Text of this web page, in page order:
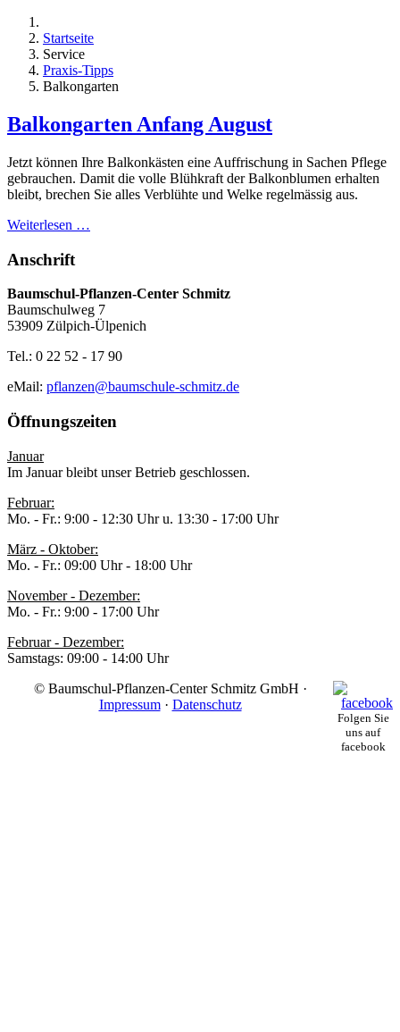
Startseite
Service
Praxis-Tipps
Balkongarten
Balkongarten Anfang August
Jetzt können Ihre Balkonkästen eine Auffrischung in Sachen Pflege
gebrauchen. Damit die volle Blühkraft der Balkonblumen erhalten
bleibt, brechen Sie alles Verblühte und Welke regelmässig aus.
Weiterlesen …
Anschrift
Baumschul-Pflanzen-Center Schmitz
Baumschulweg 7
53909 Zülpich-Ülpenich
Tel.: 0 22 52 - 17 90
eMail: pflanzen@baumschule-schmitz.de
Öffnungszeiten
Januar
Im Januar bleibt unser Betrieb geschlossen.
Februar:
Mo. - Fr.: 9:00 - 12:30 Uhr u. 13:30 - 17:00 Uhr
März - Oktober:
Mo. - Fr.: 09:00 Uhr - 18:00 Uhr
November - Dezember:
Mo. - Fr.: 9:00 - 17:00 Uhr
Februar - Dezember:
Samstags: 09:00 - 14:00 Uhr
Folgen Sie
uns auf
facebook
© Baumschul-Pflanzen-Center Schmitz GmbH ·
Impressum· Datenschutz